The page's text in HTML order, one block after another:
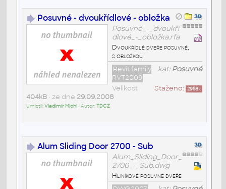
Posuvné - dvoukřídlové - obložka
Posuvné_-_dvoukří
dlové_-_obložka.rfa
Dvoukřídlé dveře posuvné,
s obložkou
kat:Posuvné
Revit family
RVT2009
Staženo: 2958x
Velikost
404kB• ze dne 29.09.2008
Umístil:Vladimír Michl • Autor:TDCZ
Alum Sliding Door 2700 - Sub
Alum_Sliding_Door_
2700_-_Sub.dwg
Hliníkové posuvné dveře